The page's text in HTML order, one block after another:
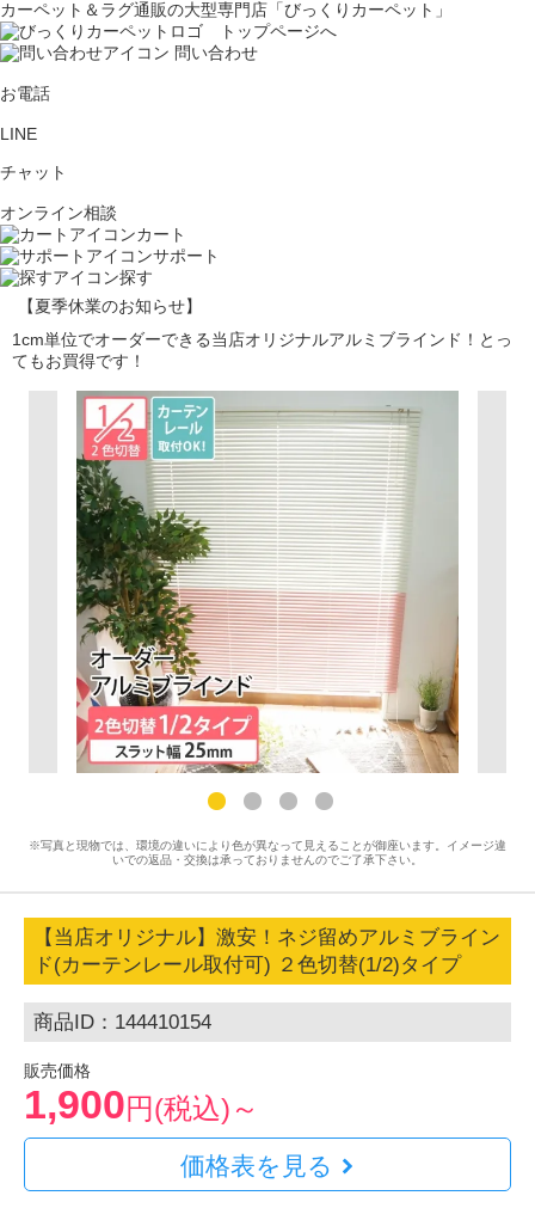
カーペット＆ラグ通販の大型専門店「びっくりカーペット」
問い合わせ
お電話
LINE
チャット
オンライン相談
カート
サポート
探す
【夏季休業のお知らせ】
1cm単位でオーダーできる当店オリジナルアルミブラインド！とっ
てもお買得です！
※写真と現物では、環境の違いにより色が異なって見えることが御座います。イメージ違
いでの返品・交換は承っておりませんのでご了承下さい。
【当店オリジナル】激安！ネジ留めアルミブライン
ド(カーテンレール取付可) ２色切替(1/2)タイプ
商品ID：144410154
販売価格
1,900円(税込)～
価格表を見る